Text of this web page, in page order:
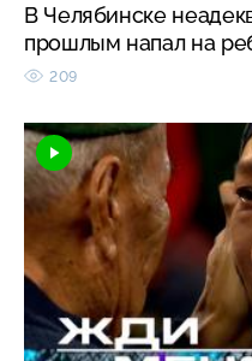
В Челябинске
прошлым напал на
209